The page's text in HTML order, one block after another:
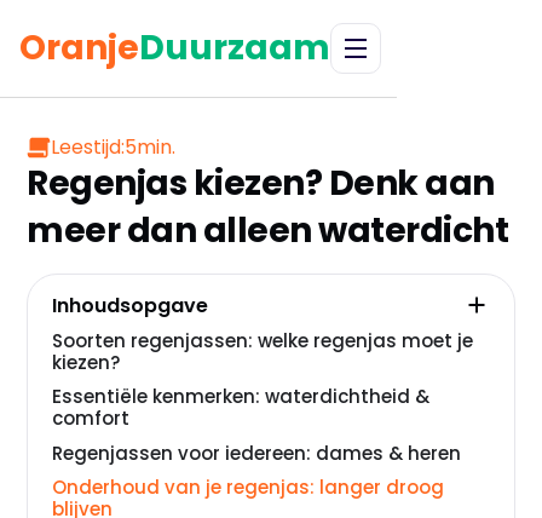
OranjeDuurzaam
Leestijd:5min.
Regenjas kiezen? Denk aan
meer dan alleen waterdicht
Inhoudsopgave
Soorten regenjassen: welke regenjas moet je
kiezen?
Essentiële kenmerken: waterdichtheid &
comfort
Regenjassen voor iedereen: dames & heren
Onderhoud van je regenjas: langer droog
blijven